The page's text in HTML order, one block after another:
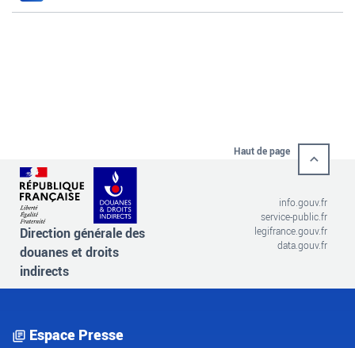
Haut de page
Direction générale des
douanes et droits
indirects
info.gouv.fr
service-public.fr
legifrance.gouv.fr
data.gouv.fr
Espace Presse